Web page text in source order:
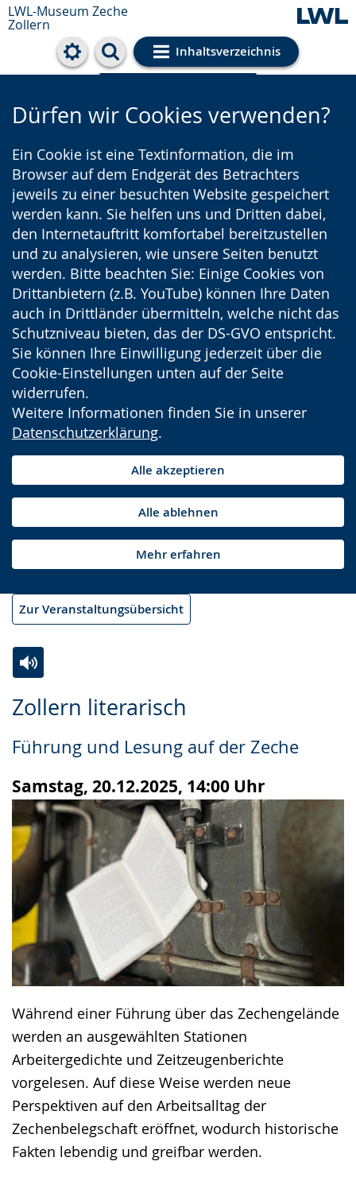
LWL-Museum Zeche
Zollern
Inhaltsverzeichnis
Cookie-Einstellungen
Dürfen wir Cookies verwenden?
Ein Cookie ist eine Textinformation, die im
Browser auf dem Endgerät des Betrachters
jeweils zu einer besuchten Website gespeichert
werden kann. Sie helfen uns und Dritten dabei,
den Internetauftritt komfortabel bereitzustellen
und zu analysieren, wie unsere Seiten benutzt
werden. Bitte beachten Sie: Einige Cookies von
Drittanbietern (z.B. YouTube) können Ihre Daten
auch in Drittländer übermitteln, welche nicht das
Schutzniveau bieten, das der DS-GVO entspricht.
Sie können Ihre Einwilligung jederzeit über die
Cookie-Einstellungen unten auf der Seite
widerrufen.
Weitere Informationen finden Sie in unserer
Datenschutzerklärung.
Alle akzeptieren
Alle ablehnen
Mehr erfahren
Zur Veranstaltungsübersicht
Zollern literarisch
Führung und Lesung auf der Zeche
Samstag, 20.12.2025, 14:00 Uhr
Während einer Führung über das Zechengelände
werden an ausgewählten Stationen
Arbeitergedichte und Zeitzeugenberichte
vorgelesen. Auf diese Weise werden neue
Perspektiven auf den Arbeitsalltag der
Zechenbelegschaft eröffnet, wodurch historische
Fakten lebendig und greifbar werden.
Leichten
wechseln.
Audio-
Video
Deutscher
Gebärdensprache
wird
angezeigt.